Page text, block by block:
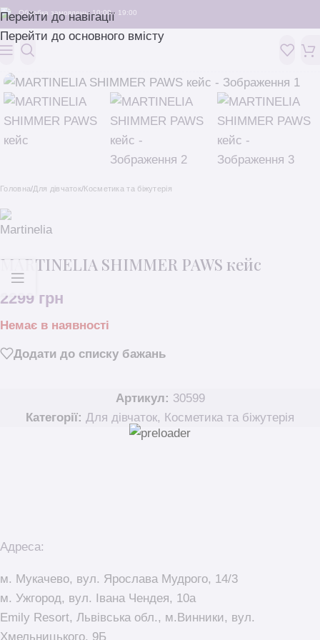
Перейти до навігації
Перейти до основного вмісту
Обробка замовлень: 10:00 - 19:00
Головна/Для дівчаток/Косметика та біжутерія
MARTINELIA SHIMMER PAWS кейс
2299 грн
Немає в наявності
Додати до списку бажань
Артикул: 30599
Категорії: Для дівчаток, Косметика та біжутерія
Адреса:
м. Мукачево, вул. Ярослава Мудрого, 14/3
м. Ужгород, вул. Івана Чендея, 10а
Emily Resort, Львівська обл., м.Винники, вул.
Хмельницького, 9Б